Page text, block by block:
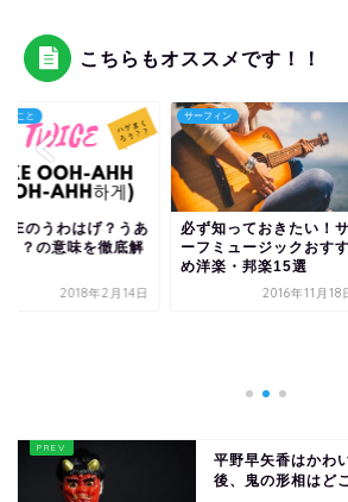
こちらもオススメです！！
ィン
知っておきたい！サ
ミュージックおすす
2016年11月18日
音楽
Def tech My Wayの歌
詞やフレーズを紹介
2016年12月16
平野早矢香はかわ
後、鬼の形相はど